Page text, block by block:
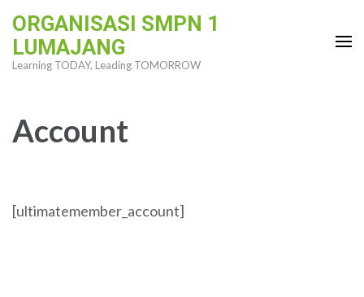
content
ORGANISASI SMPN 1
LUMAJANG
Learning TODAY, Leading TOMORROW
Account
[ultimatemember_account]